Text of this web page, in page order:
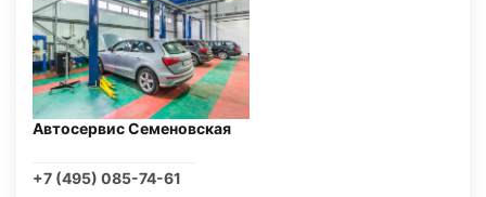
Автосервис Семеновская
+7 (495) 085-74-61